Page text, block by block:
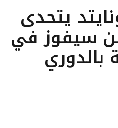
يتحدى
سيفوز في
بالدوري